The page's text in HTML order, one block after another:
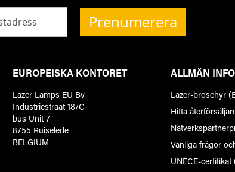
Prenumerera
EUROPEISKA KONTORET
Lazer Lamps EU Bv
Industriestraat 18/C
bus Unit 7
8755 Ruiselede
BELGIUM
ALLMÄN
Lazer-broschyr
Hitta
Vanliga frågor
UNECE-certifikat